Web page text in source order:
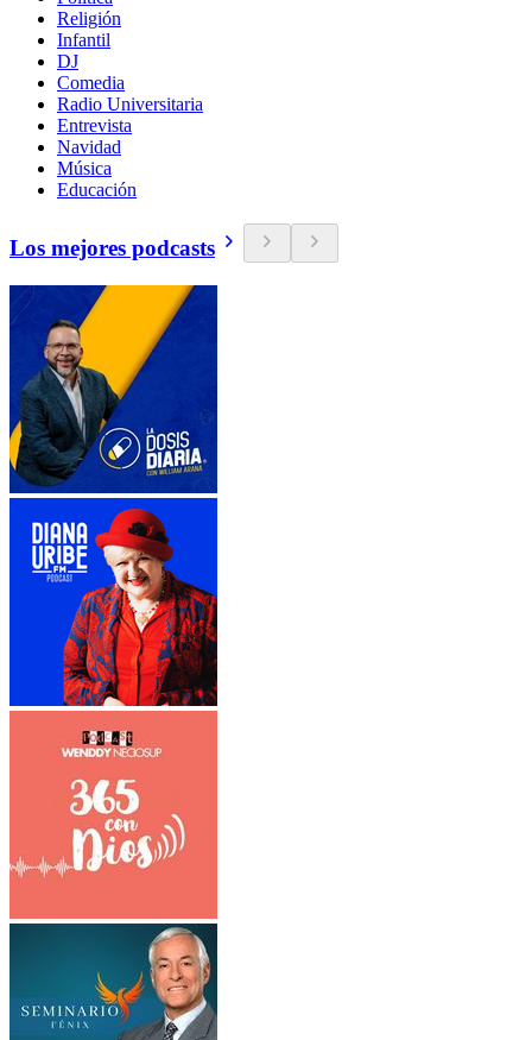
Religión
Infantil
DJ
Comedia
Radio Universitaria
Entrevista
Navidad
Música
Educación
Los mejores podcasts